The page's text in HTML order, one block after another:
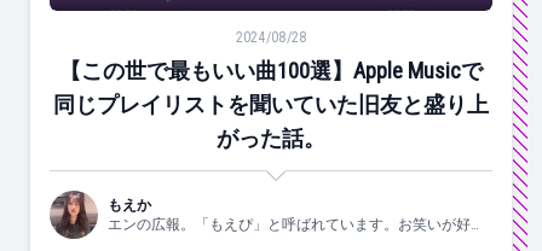
【この世で最もいい曲100選】Apple Musicで同じプレ
2024/08/28
【この世で最もいい曲100選】Apple Musicで
同じプレイリストを聞いていた旧友と盛り上
がった話。
もえか
エンの広報。「もえぴ」と呼ばれています。お笑いが好